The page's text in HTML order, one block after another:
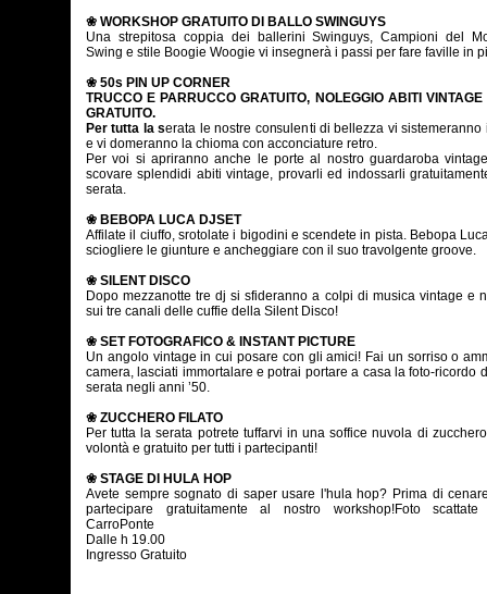
❀ WORKSHOP GRATUITO DI BALLO SWINGUYS
Una strepitosa coppia dei ballerini Swinguys, Campioni del
Swing e stile Boogie Woogie vi insegnerà i passi per fare faville in
❀ 50s PIN UP CORNER
TRUCCO E PARRUCCO GRATUITO, NOLEGGIO ABITI VINTAGE
GRATUITO.
Per tutta la serata le nostre consulenti di bellezza vi sistemeranno
e vi domeranno la chioma con acconciature retro.
Per voi si apriranno anche le porte al nostro guardaroba
scovare splendidi abiti vintage, provarli ed indossarli
serata.
❀ BEBOPA LUCA DJSET
Affilate il ciuffo, srotolate i bigodini e scendete in pista. Bebopa
sciogliere le giunture e ancheggiare con il suo travolgente groove.
❀ SILENT DISCO
Dopo mezzanotte tre dj si sfideranno a colpi di musica vintage e
sui tre canali delle cuffie della Silent Disco!
❀ SET FOTOGRAFICO & INSTANT PICTURE
Un angolo vintage in cui posare con gli amici! Fai un sorriso o
camera, lasciati immortalare e potrai portare a casa la foto-ricordo
serata negli anni ’50.
❀ ZUCCHERO FILATO
Per tutta la serata potrete tuffarvi in una soffice nuvola di
volontà e gratuito per tutti i partecipanti!
❀ STAGE DI HULA HOP
Avete sempre sognato di saper usare l'hula hop? Prima di
partecipare gratuitamente al nostro workshop!Foto scattate
CarroPonte
Dalle h 19.00
Ingresso Gratuito